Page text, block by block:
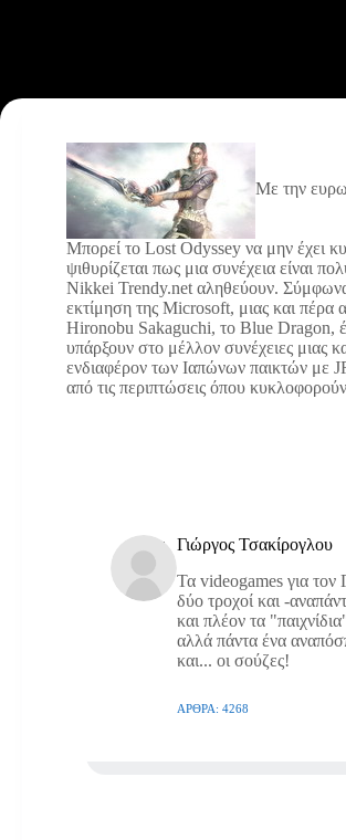
Με την
Μπορεί το Lost Odyssey να μην έχει
ψιθυρίζεται πως μια συνέχεια είναι
Nikkei Trendy.net αληθεύουν. Σύμφωνα
εκτίμηση της Microsoft, μιας και πέρα
Hironobu Sakaguchi, το Blue Dragon,
υπάρξουν στο μέλλον συνέχειες μιας
ενδιαφέρον των Ιαπώνων παικτών με
από τις περιπτώσεις όπου
Γιώργος Τσακίρογλου
Τα videogames για τον
δύο τροχοί και -
και πλέον τα
αλλά πάντα ένα
και... οι σούζες!
ΆΡΘΡΑ: 4268